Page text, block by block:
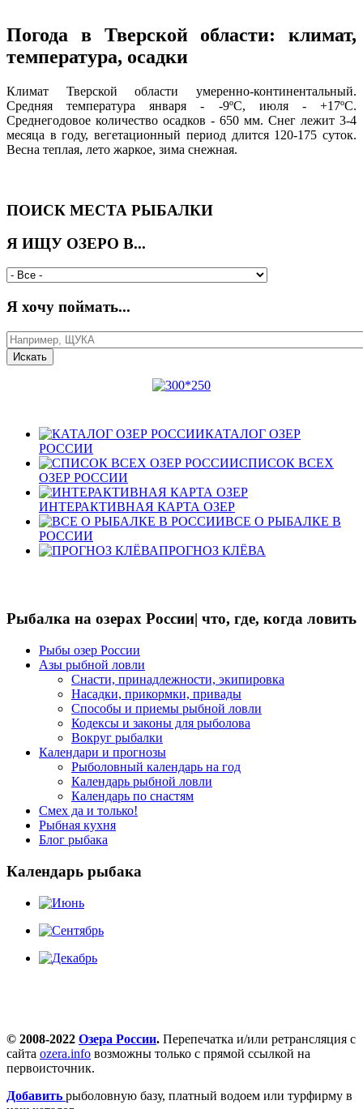
Погода в Тверской области: климат,
температура, осадки
Климат Тверской области умеренно-континентальный.
Средняя температура января - -9ºС, июля - +17ºС.
Среднегодовое количество осадков - 650 мм. Снег лежит 3-4
месяца в году, вегетационный период длится 120-175 суток.
Весна теплая, лето жаркое, зима снежная.
ПОИСК МЕСТА РЫБАЛКИ
Я ИЩУ ОЗЕРО В...
Я хочу поймать...
КАТАЛОГ ОЗЕР
РОССИИ
СПИСОК ВСЕХ
ОЗЕР РОССИИ
ИНТЕРАКТИВНАЯ КАРТА ОЗЕР
ВСЕ О РЫБАЛКЕ В
РОССИИ
ПРОГНОЗ КЛЁВА
Рыбалка на озерах России| что, где, когда ловить
Рыбы озер России
Азы рыбной ловли
Снасти, принадлежности, экипировка
Насадки, прикормки, привады
Способы и приемы рыбной ловли
Кодексы и законы для рыболова
Вокруг рыбалки
Календари и прогнозы
Рыболовный календарь на год
Календарь рыбной ловли
Календарь по снастям
Смех да и только!
Рыбная кухня
Блог рыбака
Календарь рыбака
© 2008-2022 Озера России. Перепечатка и/или ретрансляция с
сайта ozera.info возможны только с прямой ссылкой на
первоисточник.
Добавить рыболовную базу, платный водоем или турфирму в